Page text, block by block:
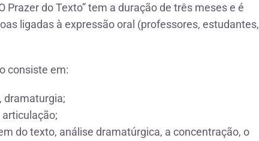
Prazer do Texto” tem a duração de três meses e é
ligadas à expressão oral (professores, estudantes,
consiste em:
dramaturgia;
articulação;
do texto, análise dramatúrgica, a concentração, o